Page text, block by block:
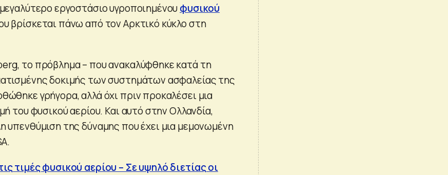
εργοστάσιο υγροποιημένουφυσικού
βρίσκεται πάνω από τον Αρκτικό κύκλο στη
το πρόβλημα – που ανακαλύφθηκε κατά τη
δοκιμής των συστημάτων ασφαλείας της
γρήγορα, αλλά όχι πριν προκαλέσει μια
του φυσικού αερίου. Και αυτό στην Ολλανδία,
υπενθύμιση της δύναμης που έχει μια μεμονωμένη
τιμές φυσικού αερίου – Σε υψηλό διετίας οι